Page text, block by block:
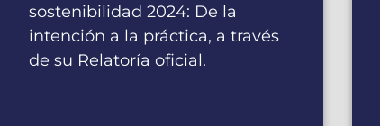
sostenibilidad 2024: De la
intención a la práctica, a través
de su Relatoría oficial.